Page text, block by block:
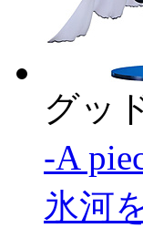
グッ
‐A
氷河